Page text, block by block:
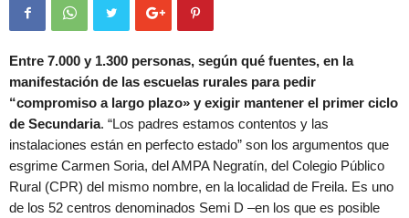
Entre 7.000 y 1.300 personas, según qué fuentes, en la
manifestación de las escuelas rurales para pedir
“compromiso a largo plazo» y exigir mantener el primer ciclo
de Secundaria. “Los padres estamos contentos y las
instalaciones están en perfecto estado” son los argumentos que
esgrime Carmen Soria, del AMPA Negratín, del Colegio Público
Rural (CPR) del mismo nombre, en la localidad de Freila. Es uno
de los 52 centros denominados Semi D –en los que es posible